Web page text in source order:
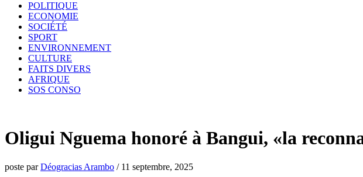
POLITIQUE
ECONOMIE
SOCIÉTÉ
SPORT
ENVIRONNEMENT
CULTURE
FAITS DIVERS
AFRIQUE
SOS CONSO
Oligui Nguema honoré à Bangui, «la
poste parDéogracias Arambo / 11 septembre, 2025